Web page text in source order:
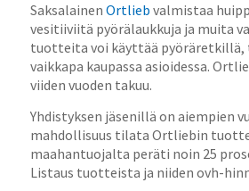
Saksalainen Ortlieb valmistaa
vesitiiviitä pyörälaukkuja ja muita
tuotteita voi käyttää
vaikkapa kaupassa asioidessa.
viiden vuoden takuu.
Yhdistyksen jäsenillä on aiempien
mahdollisuus tilata Ortliebin
maahantuojalta peräti noin 25
Listaus tuotteista ja niiden ovh-